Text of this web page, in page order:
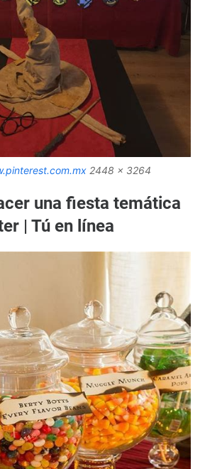
2448 x 3264
una fiesta temática
| Tú en línea